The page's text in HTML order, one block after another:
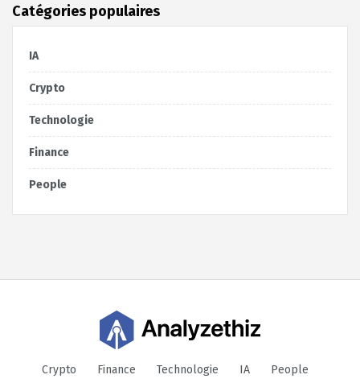
Catégories populaires
IA
Crypto
Technologie
Finance
People
Crypto Finance Technologie IA People